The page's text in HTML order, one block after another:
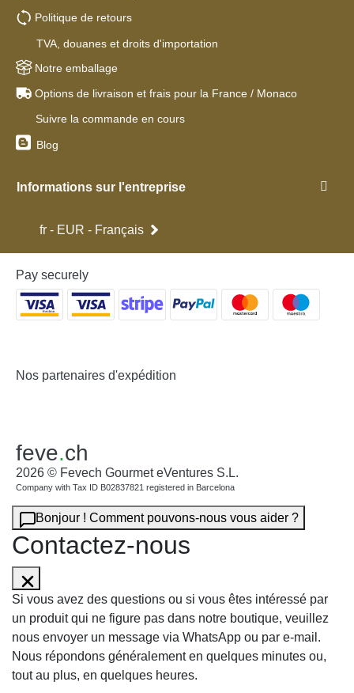
Politique de retours
TVA, douanes et droits d'importation
Notre emballage
Options de livraison et frais pour la France / Monaco
Suivre la commande en cours
Blog
Informations sur l'entreprise
fr - EUR - Français
Pay securely
Nos partenaires d'expédition
feve.ch
2026 © Fevech Gourmet eVentures S.L.
Company with Tax ID B02837821 registered in Barcelona
Bonjour ! Comment pouvons-nous vous aider ?
Contactez-nous
Si vous avez des questions ou si vous êtes intéressé par
un produit qui ne figure pas dans notre boutique, veuillez
nous envoyer un message via WhatsApp ou par e-mail.
Nous répondons généralement en quelques minutes ou,
tout au plus, en quelques heures.